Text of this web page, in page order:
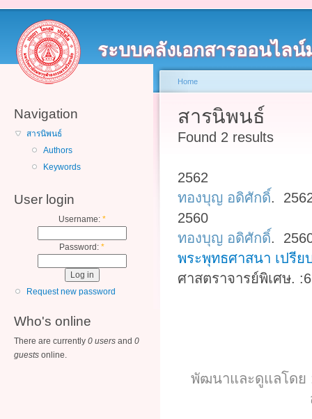
ระบบคลังเอกสารออนไล
Navigation
สารนิพนธ์
Authors
Keywords
User login
Username: *
Password: *
Request new password
Who's online
There are currently 0 users and 0
guests online.
Home
สารนิพนธ์
Found 2 results
2562
ทองบุญ อดิศักดิ์.
2560
ทองบุญ อดิศักดิ์.
พระพุทธศาสนา เปรี
ศาสตราจารย์พิเศษ.
พัฒนาและดูแลโดย